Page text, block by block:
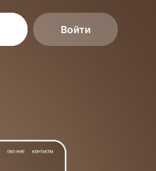
Войти